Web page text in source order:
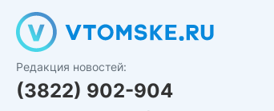
Редакция новостей:
(3822) 902-904